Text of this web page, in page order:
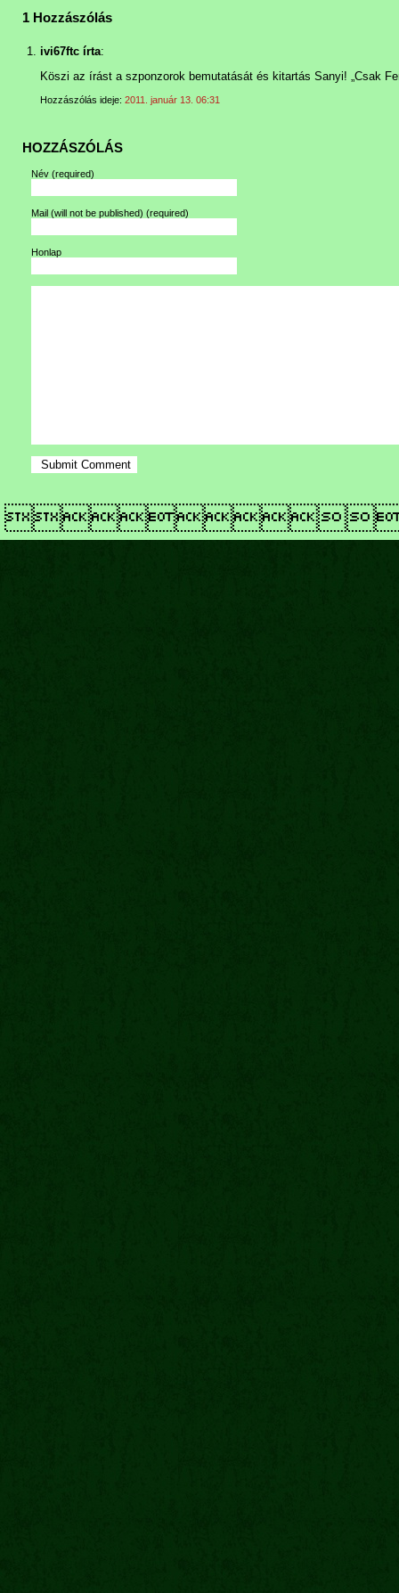
1 Hozzászólás
ivi67ftc írta:
Köszi az írást a szponzorok bemutatását és kitartás Sanyi! „Csak
Hozzászólás ideje: 2011. január 13. 06:31
HOZZÁSZÓLÁS
Név (required)
Mail (will not be published) (required)
Honlap